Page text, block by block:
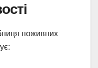
поживних